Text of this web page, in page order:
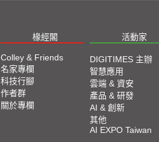
2023台北國際自動化工
2023台北國際電腦展
選
椽經閣 活動家
Colley & Friends
名家專欄
科技行腳
作者群
關於專欄
DIGITIMES 主辦
智慧應用
雲端 & 資安
產品 & 研發
AI & 創新
其他
AI EXPO Taiwan